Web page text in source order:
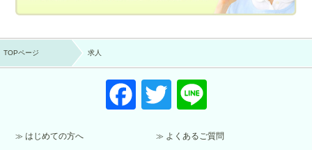
TOPページ 求人
F
a
T
wi
tt
e
はじめての方へ よくあるご質問